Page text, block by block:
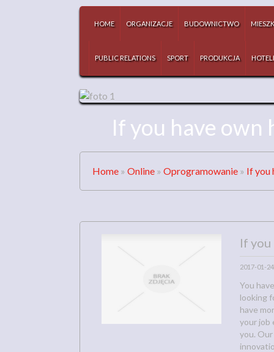
HOME ORGANIZACJE BUDOWNICTWO
PUBLIC RELATIONS SPORT PRODUKCJA
If you have
Home » Online » Oprogramowanie » If you
If
2017-01-24
You
looking
have
your job
you.